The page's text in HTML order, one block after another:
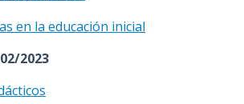
en la educación inicial
2023